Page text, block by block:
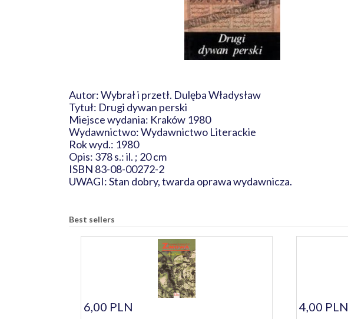
Autor: Wybrał i przetł. Dulęba Władysław
Tytuł: Drugi dywan perski
Miejsce wydania: Kraków 1980
Wydawnictwo: Wydawnictwo Literackie
Rok wyd.: 1980
Opis: 378 s.: il. ; 20 cm
ISBN 83-08-00272-2
UWAGI: Stan dobry, twarda oprawa wydawnicza.
Best sellers
6,00 PLN
4,00 PLN